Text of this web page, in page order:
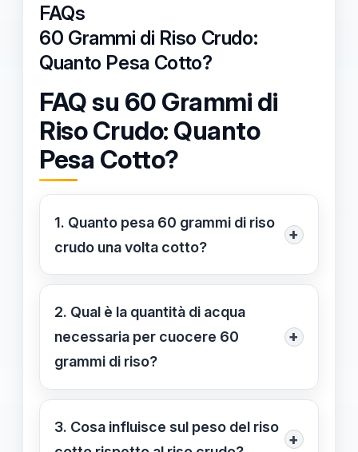
FAQs
60 Grammi di Riso Crudo:
Quanto Pesa Cotto?
FAQ su 60 Grammi di
Riso Crudo: Quanto
Pesa Cotto?
1. Quanto pesa 60 grammi di riso
crudo una volta cotto?
+
Generalmente, 60 grammi di riso
crudo pesano tra 160 e 180 grammi
una volta cotto, in base al tipo di riso
e alla quantità di acqua utilizzata.
2. Qual è la quantità di acqua
necessaria per cuocere 60
grammi di riso?
+
Per cuocere 60 grammi di riso, si
consiglia di utilizzare circa 120-180 ml
di acqua, a seconda della varietà
3. Cosa influisce sul peso del riso
+